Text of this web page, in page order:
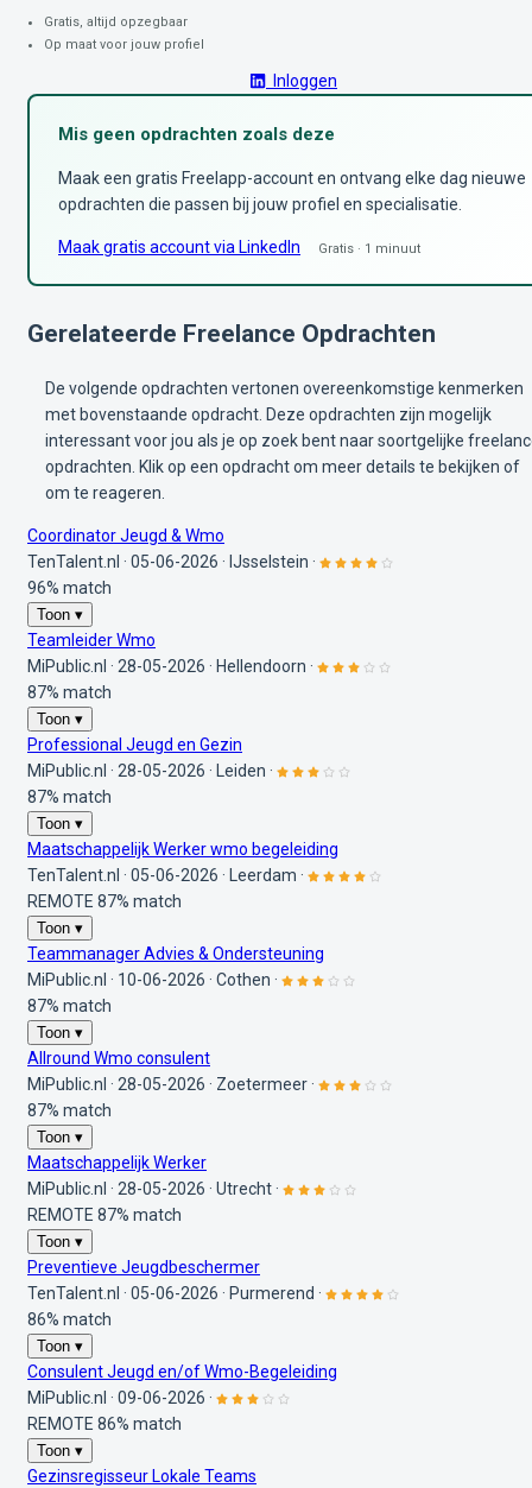
Gratis, altijd opzegbaar
Op maat voor jouw profiel
Inloggen
Mis geen opdrachten zoals deze
Maak een gratis Freelapp-account en ontvang elke dag nieuwe
opdrachten die passen bij jouw profiel en specialisatie.
Maak gratis account via LinkedIn Gratis · 1 minuut
Gerelateerde Freelance Opdrachten
De volgende opdrachten vertonen overeenkomstige kenmerken
met bovenstaande opdracht. Deze opdrachten zijn mogelijk
interessant voor jou als je op zoek bent naar soortgelijke
opdrachten. Klik op een opdracht om meer details te bekijken of
om te reageren.
Coordinator Jeugd & Wmo
TenTalent.nl · 05-06-2026 · IJsselstein ·
96% match
Toon ▾
Teamleider Wmo
MiPublic.nl · 28-05-2026 · Hellendoorn ·
87% match
Toon ▾
Professional Jeugd en Gezin
MiPublic.nl · 28-05-2026 · Leiden ·
87% match
Toon ▾
Maatschappelijk Werker wmo begeleiding
TenTalent.nl · 05-06-2026 · Leerdam ·
REMOTE 87% match
Toon ▾
Teammanager Advies & Ondersteuning
MiPublic.nl · 10-06-2026 · Cothen ·
87% match
Toon ▾
Allround Wmo consulent
MiPublic.nl · 28-05-2026 · Zoetermeer ·
87% match
Toon ▾
Maatschappelijk Werker
MiPublic.nl · 28-05-2026 · Utrecht ·
REMOTE 87% match
Toon ▾
Preventieve Jeugdbeschermer
TenTalent.nl · 05-06-2026 · Purmerend ·
86% match
Toon ▾
Consulent Jeugd en/of Wmo-Begeleiding
MiPublic.nl · 09-06-2026 ·
REMOTE 86% match
Toon ▾
Gezinsregisseur Lokale Teams